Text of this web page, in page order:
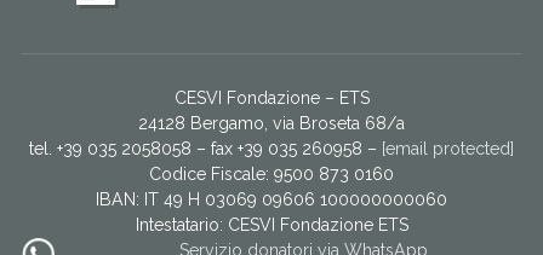
CESVI Fondazione – ETS
24128 Bergamo, via Broseta 68/a
tel. +39 035 2058058 – fax +39 035 260958 – [email protected]
Codice Fiscale: 9500 873 0160
IBAN: IT 49 H 03069 09606 100000000060
Intestatario: CESVI Fondazione ETS
Servizio donatori via WhatsApp